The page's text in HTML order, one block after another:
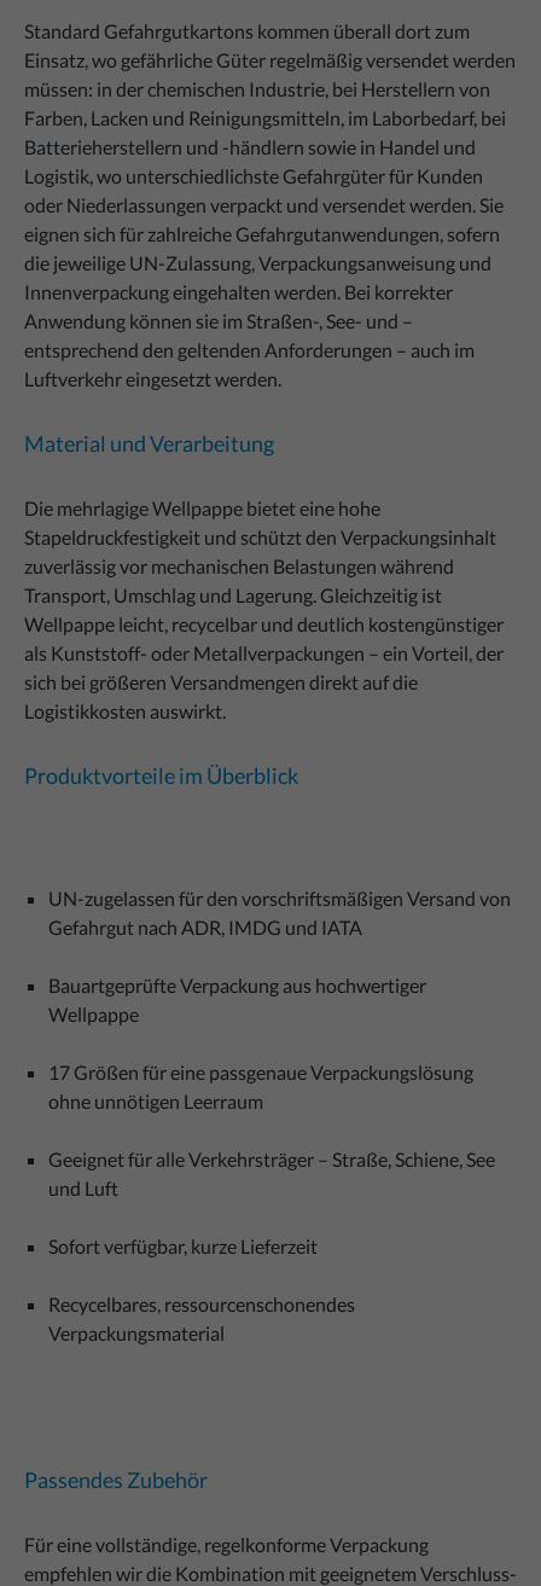
Standard Gefahrgutkartons kommen überall dort zum
Einsatz, wo gefährliche Güter regelmäßig versendet werden
müssen: in der chemischen Industrie, bei Herstellern von
Farben, Lacken und Reinigungsmitteln, im Laborbedarf, bei
Batterieherstellern und -händlern sowie in Handel und
Logistik, wo unterschiedlichste Gefahrgüter für Kunden
oder Niederlassungen verpackt und versendet werden. Sie
eignen sich für zahlreiche Gefahrgutanwendungen, sofern
die jeweilige UN-Zulassung, Verpackungsanweisung und
Innenverpackung eingehalten werden. Bei korrekter
Anwendung können sie im Straßen-, See- und –
entsprechend den geltenden Anforderungen – auch im
Luftverkehr eingesetzt werden.
Material und Verarbeitung
Die mehrlagige Wellpappe bietet eine hohe
Stapeldruckfestigkeit und schützt den Verpackungsinhalt
zuverlässig vor mechanischen Belastungen während
Transport, Umschlag und Lagerung. Gleichzeitig ist
Wellpappe leicht, recycelbar und deutlich kostengünstiger
als Kunststoff- oder Metallverpackungen – ein Vorteil, der
sich bei größeren Versandmengen direkt auf die
Logistikkosten auswirkt.
Produktvorteile im Überblick
UN-zugelassen für den vorschriftsmäßigen Versand von
Gefahrgut nach ADR, IMDG und IATA
Bauartgeprüfte Verpackung aus hochwertiger
Wellpappe
17 Größen für eine passgenaue Verpackungslösung
ohne unnötigen Leerraum
Geeignet für alle Verkehrsträger – Straße, Schiene, See
und Luft
Sofort verfügbar, kurze Lieferzeit
Recycelbares, ressourcenschonendes
Verpackungsmaterial
Passendes Zubehör
Für eine vollständige, regelkonforme Verpackung
empfehlen wir die Kombination mit geeignetem Verschluss-